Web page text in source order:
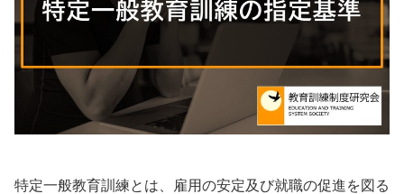
特定一般教育訓練とは、雇用の安定及び就職の促進を図る